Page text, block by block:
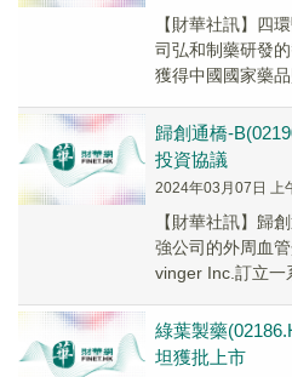
【財華社訊】四
司弘和制藥研發
獲得中國國家藥
歸創通橋-
投資協議
2024年03月07日 上
【財華社訊】歸
強公司的外周血
vinger Inc.訂立一
綠葉製藥
坦獲批上市